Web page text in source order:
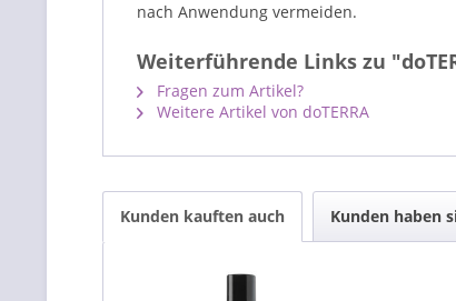
nach Anwendung vermeiden.
Weiterführende Links zu
Fragen zum Artikel?
Weitere Artikel von doTERRA
Kunden kauften auch Kunden haben